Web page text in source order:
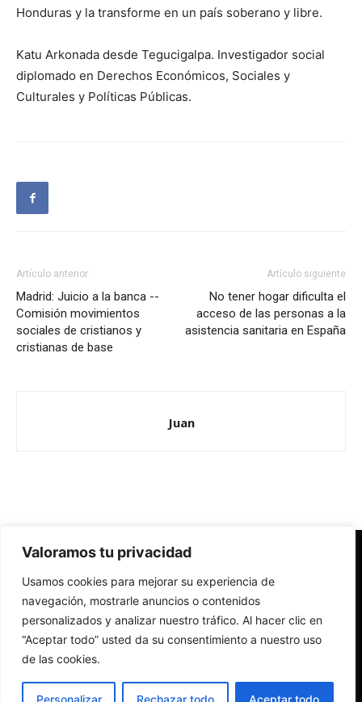
Valoramos tu privacidad
Usamos cookies para mejorar su experiencia de
navegación, mostrarle anuncios o contenidos
personalizados y analizar nuestro tráfico. Al hacer clic en
“Aceptar todo” usted da su consentimiento a nuestro uso
de las cookies.
Personalizar Rechazar todo Aceptar todo
Honduras y la transforme en un país soberano y libre.
Katu Arkonada desde Tegucigalpa. Investigador social
diplomado en Derechos Económicos, Sociales y
Culturales y Políticas Públicas.
Artículo anterior
Madrid: Juicio a la banca --
Comisión movimientos
sociales de cristianos y
cristianas de base
Artículo siguiente
No tener hogar dificulta el
acceso de las personas a la
asistencia sanitaria en España
Juan
Redes Cristianas
Una mirada alternativa sobre la Iglesia católica y la sociedad
- Colectivos de Redes Cristianas